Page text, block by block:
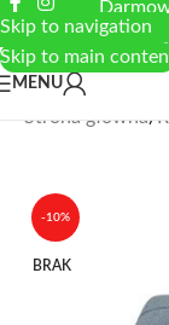
Skip to navigation
Skip to main
MENU
Strona główna/
-10%
BRAK